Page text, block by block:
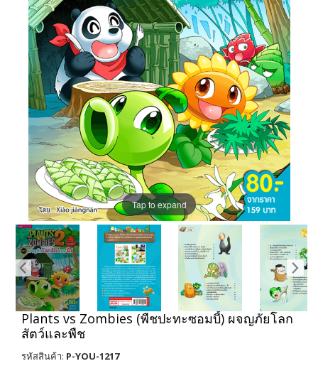
Tap to expand
Plants vs Zombies (พืชปะทะซอมบี้) ผจญภัยโลก
สัตว์และพืช
รหัสสินค้า: P-YOU-1217